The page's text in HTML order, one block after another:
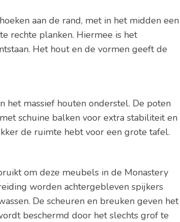
aan de rand, met in het midden een
rechte planken. Hiermee is het
Het hout en de vormen geeft de
het massief houten onderstel. De poten
schuine balken voor extra stabiliteit en
de ruimte hebt voor een grote tafel.
om deze meubels in de Monastery
worden achtergebleven spijkers
De scheuren en breuken geven het
beschermd door het slechts grof te